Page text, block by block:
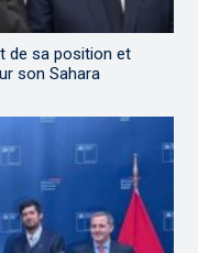
de sa position et
son Sahara